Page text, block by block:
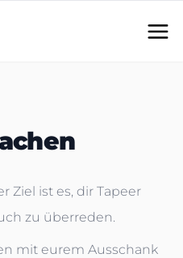
Ziel ist es, dir Tapeer
zu überreden.
mit eurem Ausschank